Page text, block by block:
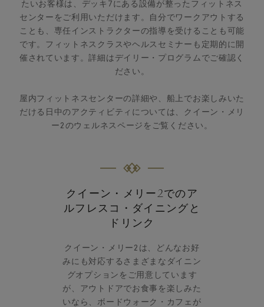
たいお客様は、デッキ7にある設備が整ったフィットネス
センターをご利用いただけます。自分でワークアウトする
ことも、専任インストラクターの指導を受けることも可能
です。フィットネスクラスやヘルスセミナーも定期的に開
催されています。詳細はデイリー・プログラムでご確認く
ださい。
屋内フィットネスセンターの詳細や、船上でお楽しみいた
だける日中のアクティビティについては、クイーン・メリ
ー2のウェルネスページをご覧ください。
クイーン・メリー2でのア
ルフレスコ・ダイニングと
ドリンク
クイーン・メリー2は、どんなお好
みにも対応するさまざまなダイニン
グオプションをご用意しています
が、アウトドアでお食事を楽しみた
いなら、ボードウォーク・カフェが